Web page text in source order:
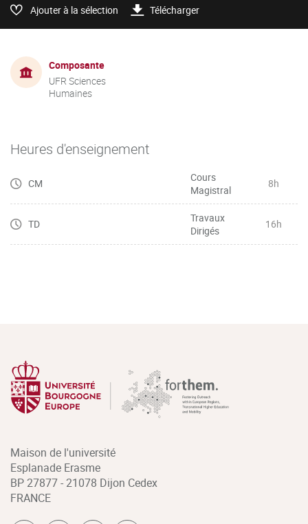
Ajouter à la sélection Télécharger
Composante
UFR Sciences
Humaines
Heures d'enseignement
CM
Cours
Magistral
8h
TD
Travaux
Dirigés
16h
Maison de l'université
Esplanade Erasme
BP 27877 - 21078 Dijon Cedex
FRANCE